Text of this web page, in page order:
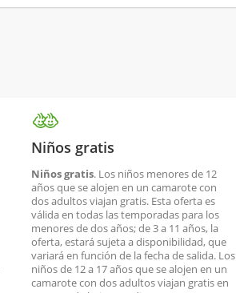
Niños gratis
Niños gratis. Los niños menores de 12
años que se alojen en un camarote con
dos adultos viajan gratis. Esta oferta es
válida en todas las temporadas para los
menores de dos años; de 3 a 11 años, la
oferta, estará sujeta a disponibilidad, que
variará en función de la fecha de salida. Los
niños de 12 a 17 años que se alojen en un
camarote con dos adultos viajan gratis en